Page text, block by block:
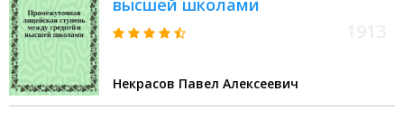
высшей школами
Некрасов Павел Алексеевич